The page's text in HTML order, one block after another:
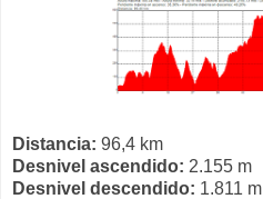
Distancia: 96,4 km
Desnivel ascendido: 2.155 m
Desnivel descendido: 1.811 m